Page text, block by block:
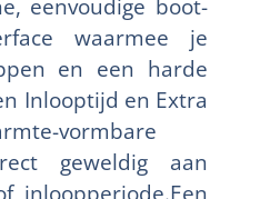
waarmee je
en een harde
Inlooptijd en Extra
vormbare
geweldig aan
inloopperiode.Een